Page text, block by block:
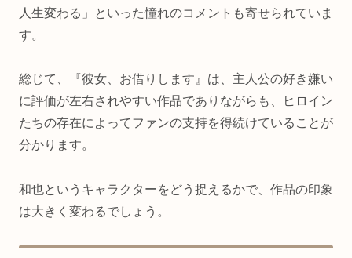
人生変わる」といった憧れのコメントも寄せられていま
す。
総じて、『彼女、お借りします』は、主人公の好き嫌い
に評価が左右されやすい作品でありながらも、ヒロイン
たちの存在によってファンの支持を得続けていることが
分かります。
和也というキャラクターをどう捉えるかで、作品の印象
は大きく変わるでしょう。